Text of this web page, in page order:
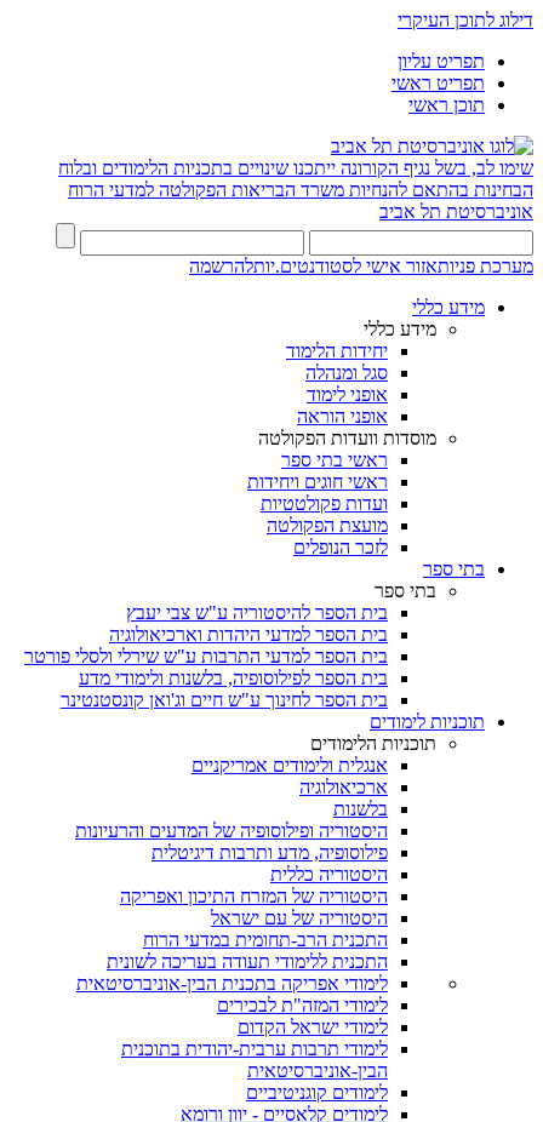
דילוג לתוכן העיקרי
תפריט עליון
תפריט ראשי
תוכן ראשי
שימו לב, בשל נגיף הקורונה ייתכנו שינויים בתכניות הלימודים ובלוח
הבחינות בהתאם להנחיות משרד הבריאות הפקולטה למדעי הרוח
אוניברסיטת תל אביב
מערכת פניותאזור אישי לסטודנטים.יותלהרשמה
מידע כללי
מידע כללי
יחידות הלימוד
סגל ומנהלה
אופני לימוד
אופני הוראה
מוסדות וועדות הפקולטה
ראשי בתי ספר
ראשי חוגים ויחידות
ועדות פקולטטיות
מועצת הפקולטה
לזכר הנופלים
בתי ספר
בתי ספר
בית הספר להיסטוריה ע"ש צבי יעבץ
בית הספר למדעי היהדות וארכיאולוגיה
בית הספר למדעי התרבות ע"ש שירלי ולסלי פורטר
בית הספר לפילוסופיה, בלשנות ולימודי מדע
בית הספר לחינוך ע"ש חיים וג'ואן קונסטנטינר
תוכניות לימודים
תוכניות הלימודים
אנגלית ולימודים אמריקניים
ארכיאולוגיה
בלשנות
היסטוריה ופילוסופיה של המדעים והרעיונות
פילוסופיה, מדע ותרבות דיגיטלית
היסטוריה כללית
היסטוריה של המזרח התיכון ואפריקה
היסטוריה של עם ישראל
התכנית הרב-תחומית במדעי הרוח
התכנית ללימודי תעודה בעריכה לשונית
לימודי אפריקה בתכנית הבין-אוניברסיטאית
לימודי המזה"ת לבכירים
לימודי ישראל הקדום
לימודי תרבות ערבית-יהודית בתוכנית
הבין-אוניברסיטאית
לימודים קוגניטיביים
לימודים קלאסיים - יוון ורומא